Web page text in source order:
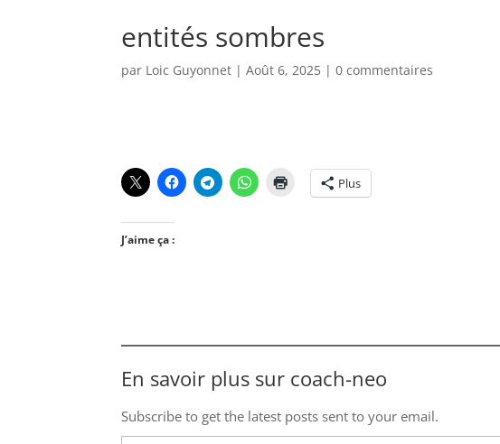
entités sombres
par Loic Guyonnet |Août 6, 2025 |0 commentaires
Plus
J’aime ça :
En savoir plus sur coach-neo
Subscribe to get the latest posts sent to your email.
Saisissez votre adresse e-mail…